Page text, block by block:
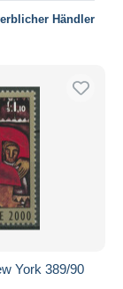
Händler
York 389/90